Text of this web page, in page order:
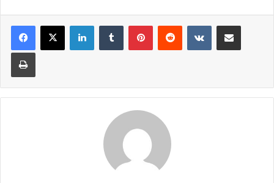
LinkedInTumblr PinterestReddit VKontakteShare via Email
Print